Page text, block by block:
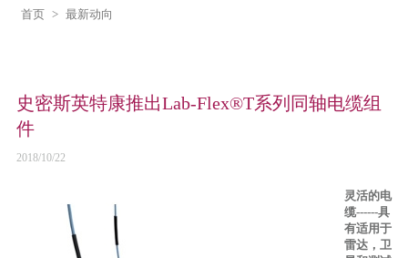
首页 > 最新动向
史密斯英特康推出Lab-Flex®T系列同轴电缆组
件
2018/10/22
灵活的电
缆------具
有适用于
雷达，卫